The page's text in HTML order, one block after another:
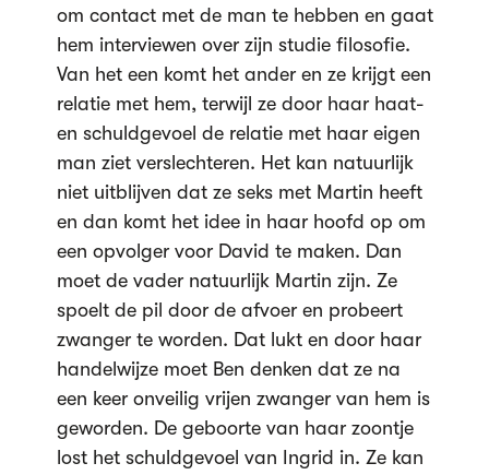
om contact met de man te hebben en gaat
hem interviewen over zijn studie filosofie.
Van het een komt het ander en ze krijgt een
relatie met hem, terwijl ze door haar haat-
en schuldgevoel de relatie met haar eigen
man ziet verslechteren. Het kan natuurlijk
niet uitblijven dat ze seks met Martin heeft
en dan komt het idee in haar hoofd op om
een opvolger voor David te maken. Dan
moet de vader natuurlijk Martin zijn. Ze
spoelt de pil door de afvoer en probeert
zwanger te worden. Dat lukt en door haar
handelwijze moet Ben denken dat ze na
een keer onveilig vrijen zwanger van hem is
geworden. De geboorte van haar zoontje
lost het schuldgevoel van Ingrid in. Ze kan